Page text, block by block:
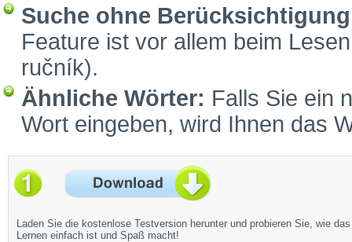
Suche ohne
Feature ist vor allem beim
ručník).
Ähnliche Wörter: Falls Sie ein
Wort eingeben, wird Ihnen das
Laden Sie die kostenlose Testversion herunter und probieren Sie, wie das
Lernen einfach ist und Spaß macht!